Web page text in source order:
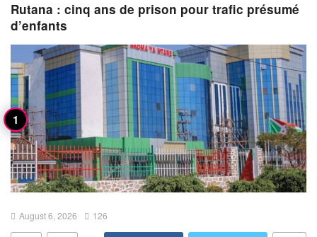
Rutana : cinq ans de prison pour trafic présumé
d’enfants
August 6, 2026 126